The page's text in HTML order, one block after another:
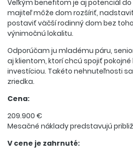
Veľkým benefitom je aj potenciál
majiteľ môže dom rozšíriť,
postaviť väčší rodinný dom bez
výnimočnú lokalitu.
Odporúčam ju mladému páru,
aj klientom, ktorí chcú spojiť
investíciou. Takéto nehnuteľnosti
zriedka.
Cena:
209.900 €
Mesačné náklady predstavujú
V cene je zahrnuté: